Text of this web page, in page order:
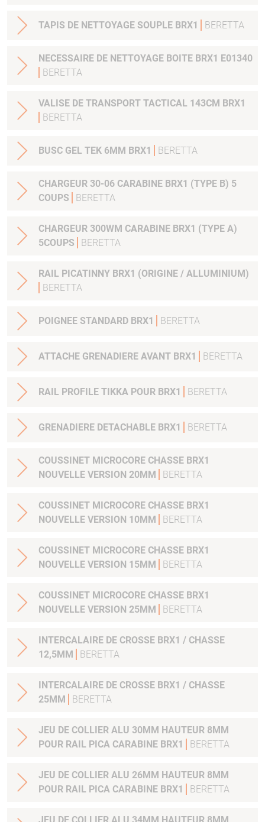
TAPIS DE NETTOYAGE SOUPLE BRX1 BERETTA
NECESSAIRE DE NETTOYAGE BOITE BRX1 E01340
BERETTA
VALISE DE TRANSPORT TACTICAL 143CM BRX1
BERETTA
BUSC GEL TEK 6MM BRX1 BERETTA
CHARGEUR 30-06 CARABINE BRX1 (TYPE B) 5
COUPS
BERETTA
CHARGEUR 300WM CARABINE BRX1 (TYPE A)
5COUPS
BERETTA
RAIL PICATINNY BRX1 (ORIGINE / ALLUMINIUM)
BERETTA
POIGNEE STANDARD BRX1 BERETTA
ATTACHE GRENADIERE AVANT BRX1 BERETTA
RAIL PROFILE TIKKA POUR BRX1 BERETTA
GRENADIERE DETACHABLE BRX1 BERETTA
COUSSINET MICROCORE CHASSE BRX1
NOUVELLE VERSION 20MM
BERETTA
COUSSINET MICROCORE CHASSE BRX1
NOUVELLE VERSION 10MM
BERETTA
COUSSINET MICROCORE CHASSE BRX1
NOUVELLE VERSION 15MM
BERETTA
COUSSINET MICROCORE CHASSE BRX1
NOUVELLE VERSION 25MM
BERETTA
INTERCALAIRE DE CROSSE BRX1 / CHASSE
12,5MM
BERETTA
INTERCALAIRE DE CROSSE BRX1 / CHASSE
25MM
BERETTA
JEU DE COLLIER ALU 30MM HAUTEUR 8MM
POUR RAIL PICA CARABINE BRX1
BERETTA
JEU DE COLLIER ALU 26MM HAUTEUR 8MM
POUR RAIL PICA CARABINE BRX1
BERETTA